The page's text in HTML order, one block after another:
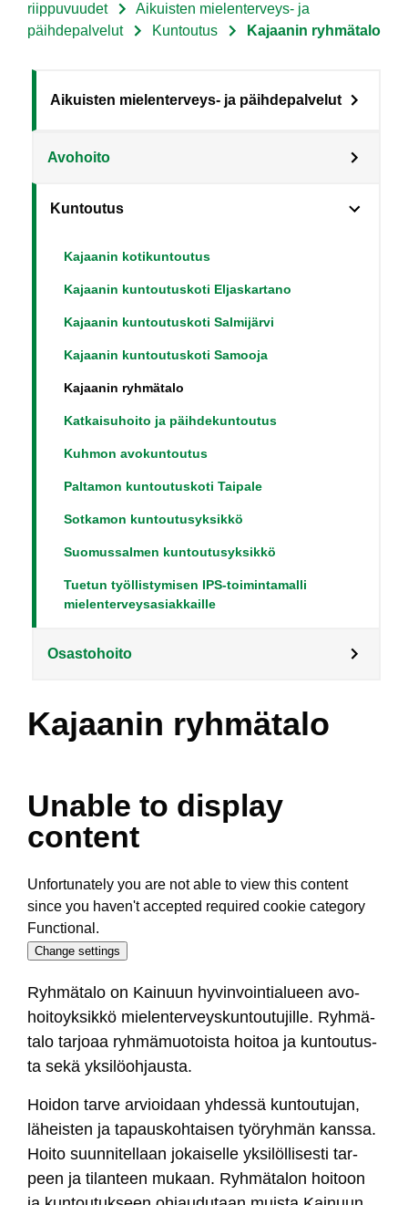
Murupolku
riippuvuudet
Aikuisten mielenterveys- ja
päihdepalvelut
Kuntoutus Kajaanin ryhmätalo
Sote
Menu
Asiakkaille
level
Aikuisten mielenterveys- ja päihdepalvelut
Avohoito
Kuntoutus
Kajaanin kotikuntoutus
Kajaanin kuntoutuskoti Eljaskartano
Kajaanin kuntoutuskoti Salmijärvi
Kajaanin kuntoutuskoti Samooja
Kajaanin ryhmätalo
Katkaisuhoito ja päihdekuntoutus
Kuhmon avokuntoutus
Paltamon kuntoutuskoti Taipale
Sotkamon kuntoutusyksikkö
Suomussalmen kuntoutusyksikkö
Tuetun työllistymisen IPS-toimintamalli
mielenterveysasiakkaille
Osastohoito
Kajaanin ryhmätalo
Unable to display
content
Unfortunately you are not able to view this content
since you haven't accepted required cookie category
Functional.
Change settings
Ryh­mä­ta­lo on Kai­nuun hy­vin­voin­tia­lueen avo­
hoi­toyk­sik­kö mie­len­ter­veys­kun­tou­tu­jil­le. Ryh­mä­
ta­lo tar­joaa ryh­mä­muo­tois­ta hoi­toa ja kun­tou­tus­
ta se­kä yk­si­löoh­jaus­ta.
Hoi­don tar­ve ar­vioi­daan yh­des­sä kun­tou­tu­jan,
lä­heis­ten ja ta­paus­koh­tai­sen työ­ryh­män kans­sa.
Hoi­to suun­ni­tel­laan jo­kai­sel­le yk­si­löl­li­ses­ti tar­
peen ja ti­lan­teen mu­kaan. Ryh­mä­ta­lon hoi­toon